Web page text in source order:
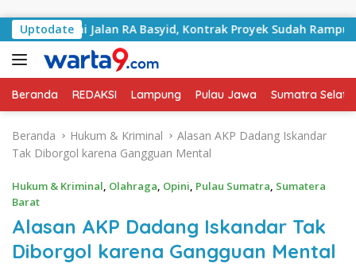
UptodateJalan RA Basyid, Kontrak Proyek Sudah Rampung
Beranda REDAKSI Lampung Pulau Jawa Sumatra
Beranda Hukum & Kriminal
Alasan AKP Dadang Iskandar
Tak Diborgol karena Gangguan Mental
Hukum & Kriminal, Olahraga, Opini, Pulau Sumatra, Sumatera
Barat
Alasan AKP Dadang Iskandar Tak
Diborgol karena Gangguan Mental